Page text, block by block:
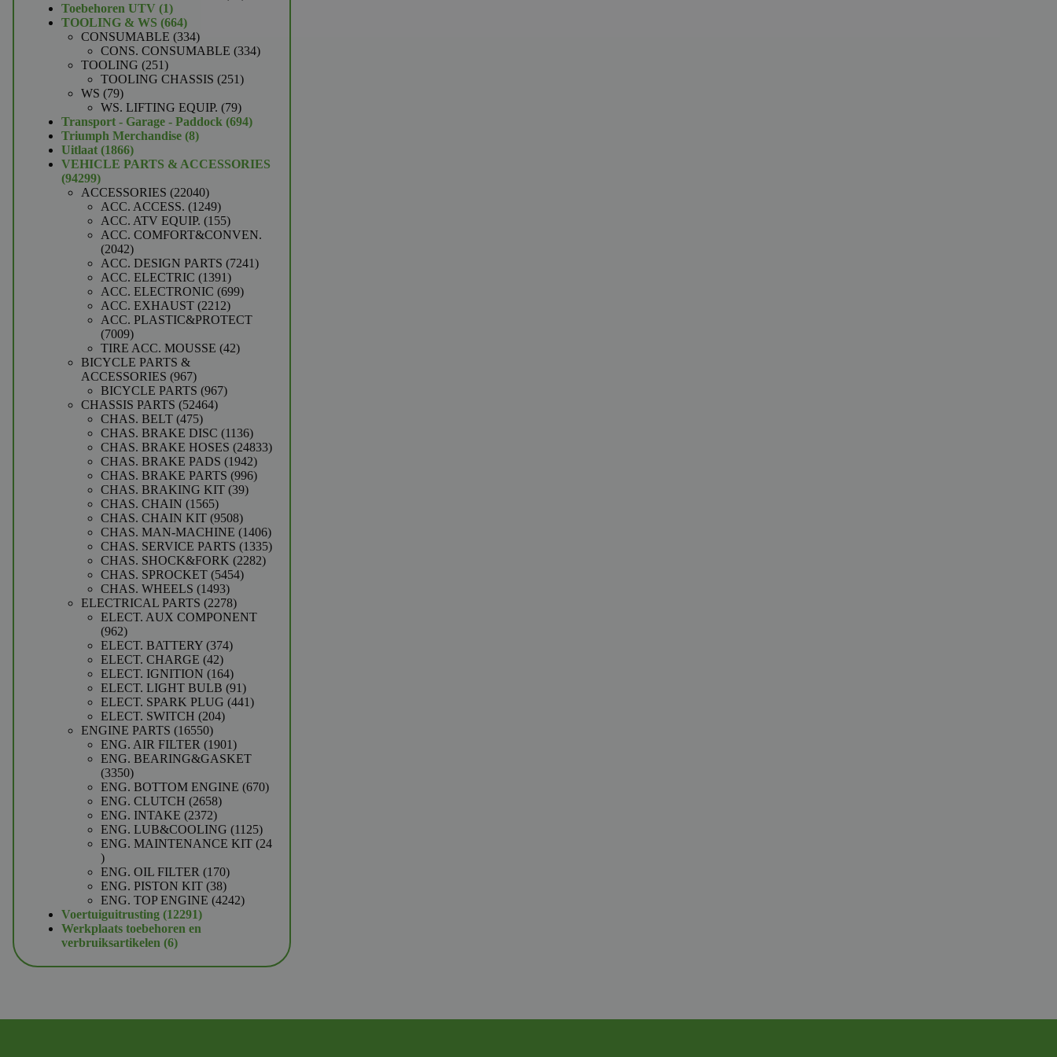
Toebehoren UTV 11
product
TOOLING & WS 664664
producten
CONSUMABLE 334334
producten
CONS. CONSUMABLE 334334
TOOLING 251251
producten
TOOLING CHASSIS 251251
WS 7979
producten
WS. LIFTING EQUIP. 7979
producten
Transport - Garage - Paddock 694694
Triumph Merchandise 88
Uitlaat 18661866
producten
VEHICLE PARTS & ACCESSORIES
9429994299
producten
ACCESSORIES 2204022040
producten
ACC. ACCESS. 12491249
producten
ACC. ATV EQUIP. 155155
producten
ACC. COMFORT&CONVEN.
20422042
producten
ACC. DESIGN PARTS 72417241
ACC. ELECTRIC 13911391
producten
ACC. ELECTRONIC 699699
ACC. EXHAUST 22122212
producten
ACC. PLASTIC&PROTECT
70097009
producten
TIRE ACC. MOUSSE 4242
BICYCLE PARTS &
ACCESSORIES 967967
producten
BICYCLE PARTS 967967
CHASSIS PARTS 5246452464
CHAS. BELT 475475
producten
CHAS. BRAKE DISC 11361136
producten
CHAS. BRAKE HOSES 2483324833
CHAS. BRAKE PADS 19421942
producten
CHAS. BRAKE PARTS 996996
CHAS. BRAKING KIT 3939
CHAS. CHAIN 15651565
producten
CHAS. CHAIN KIT 95089508
producten
CHAS. MAN-MACHINE 14061406
producten
CHAS. SERVICE PARTS 13351335
CHAS. SHOCK&FORK 22822282
CHAS. SPROCKET 54545454
CHAS. WHEELS 14931493
producten
ELECTRICAL PARTS 22782278
producten
ELECT. AUX COMPONENT
962962
producten
ELECT. BATTERY 374374
ELECT. CHARGE 4242
producten
ELECT. IGNITION 164164
producten
ELECT. LIGHT BULB 9191
producten
ELECT. SPARK PLUG 441441
ELECT. SWITCH 204204
ENGINE PARTS 1655016550
producten
ENG. AIR FILTER 19011901
producten
ENG. BEARING&GASKET
33503350
producten
ENG. BOTTOM ENGINE 670670
ENG. CLUTCH 26582658
ENG. INTAKE 23722372
producten
ENG. LUB&COOLING 11251125
producten
ENG. MAINTENANCE KIT 24
24
producten
ENG. OIL FILTER 170170
producten
ENG. PISTON KIT 3838
producten
ENG. TOP ENGINE 42424242
Voertuiguitrusting 1229112291
producten
Werkplaats toebehoren en
verbruiksartikelen 66